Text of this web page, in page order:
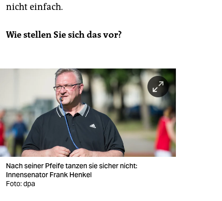
nicht ein­fach.
Wie stel­len Sie sich das vor?
Nach seiner Pfeife tanzen sie sicher nicht:
Innensenator Frank Henkel
Foto: dpa